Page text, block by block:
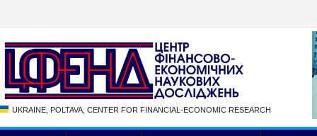
UKRAINE, POLTAVA, CENTER FOR FINANCIAL-ECONOMIC RESEARCH